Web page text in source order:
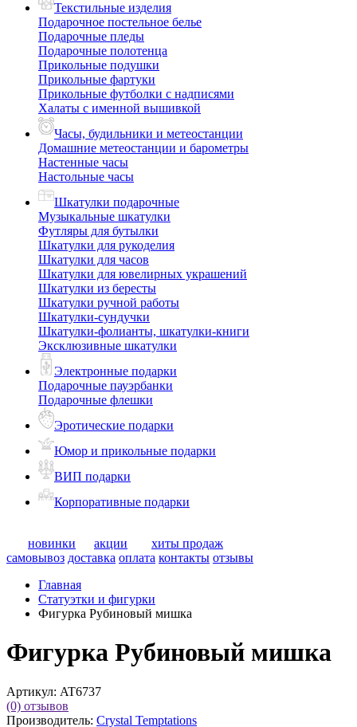
Текстильные изделия
Подарочное постельное белье
Подарочные пледы
Подарочные полотенца
Прикольные подушки
Прикольные фартуки
Прикольные футболки с надписями
Халаты с именной вышивкой
Часы, будильники и метеостанции
Домашние метеостанции и барометры
Настенные часы
Настольные часы
Шкатулки подарочные
Музыкальные шкатулки
Футляры для бутылки
Шкатулки для рукоделия
Шкатулки для часов
Шкатулки для ювелирных украшений
Шкатулки из бересты
Шкатулки ручной работы
Шкатулки-сундучки
Шкатулки-фолианты, шкатулки-книги
Эксклюзивные шкатулки
Электронные подарки
Подарочные пауэрбанки
Подарочные флешки
Эротические подарки
Юмор и прикольные подарки
ВИП подарки
Корпоративные подарки
новинки акции
хиты продаж
самовывоз доставка оплата контакты отзывы
Главная
Статуэтки и фигурки
Фигурка Рубиновый мишка
Фигурка Рубиновый мишка
Артикул: AT6737
(0) отзывов
Производитель: Crystal Temptations